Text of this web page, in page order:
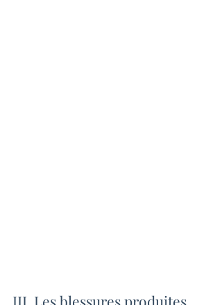
III. Les blessures produites